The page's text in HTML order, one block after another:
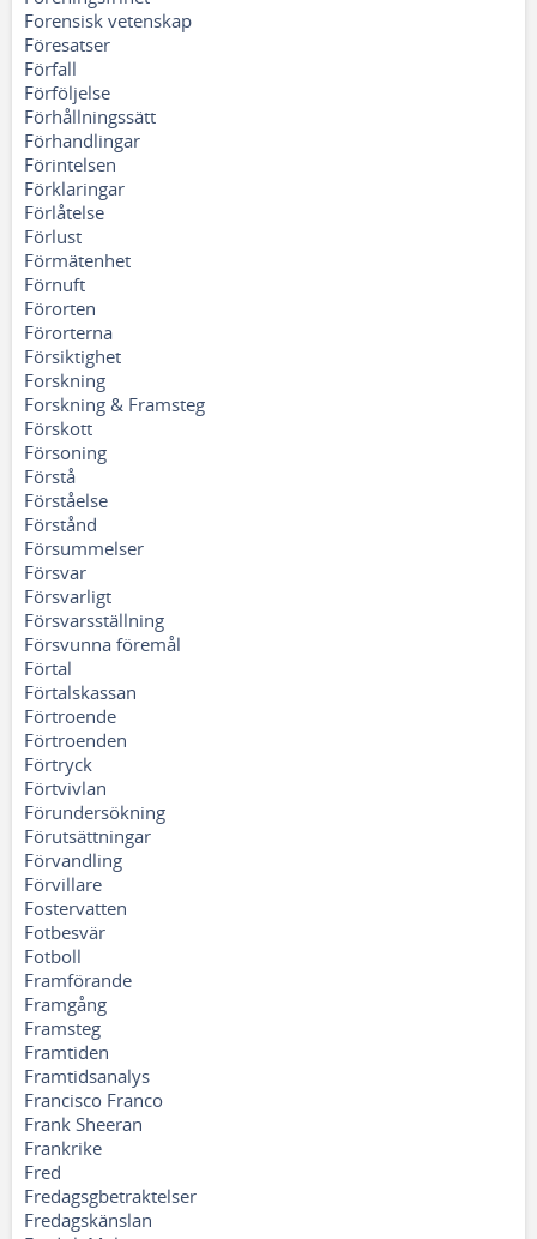
Forensisk vetenskap
Föresatser
Förfall
Förföljelse
Förhållningssätt
Förhandlingar
Förintelsen
Förklaringar
Förlåtelse
Förlust
Förmätenhet
Förnuft
Förorten
Förorterna
Försiktighet
Forskning
Forskning & Framsteg
Förskott
Försoning
Förstå
Förståelse
Förstånd
Försummelser
Försvar
Försvarligt
Försvarsställning
Försvunna föremål
Förtal
Förtalskassan
Förtroende
Förtroenden
Förtryck
Förtvivlan
Förundersökning
Förutsättningar
Förvandling
Förvillare
Fostervatten
Fotbesvär
Fotboll
Framförande
Framgång
Framsteg
Framtiden
Framtidsanalys
Francisco Franco
Frank Sheeran
Frankrike
Fred
Fredagsgbetraktelser
Fredagskänslan